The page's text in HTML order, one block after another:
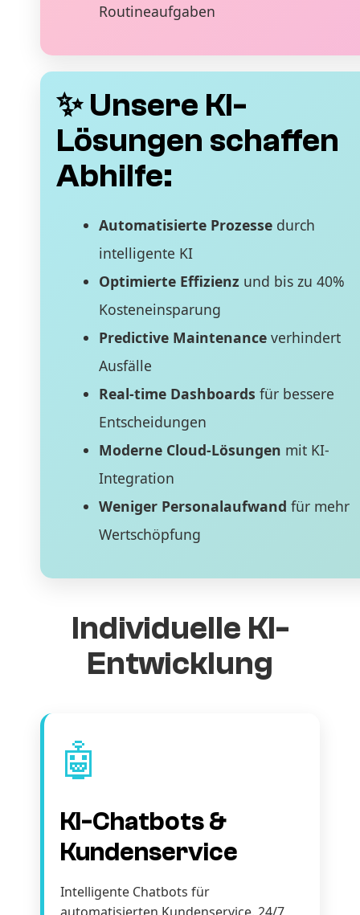
Routineaufgaben
✨ Unsere KI-
Lösungen schaffen
Abhilfe:
Automatisierte Prozessedurch
intelligente KI
Optimierte Effizienz und bis zu 40%
Kosteneinsparung
Predictive Maintenanceverhindert
Ausfälle
Real-time Dashboards für bessere
Entscheidungen
Moderne Cloud-Lösungen mit KI-
Integration
Weniger Personalaufwand für mehr
Wertschöpfung
Individuelle KI-
Entwicklung
🤖
KI-Chatbots &
Kundenservice
Intelligente Chatbots für